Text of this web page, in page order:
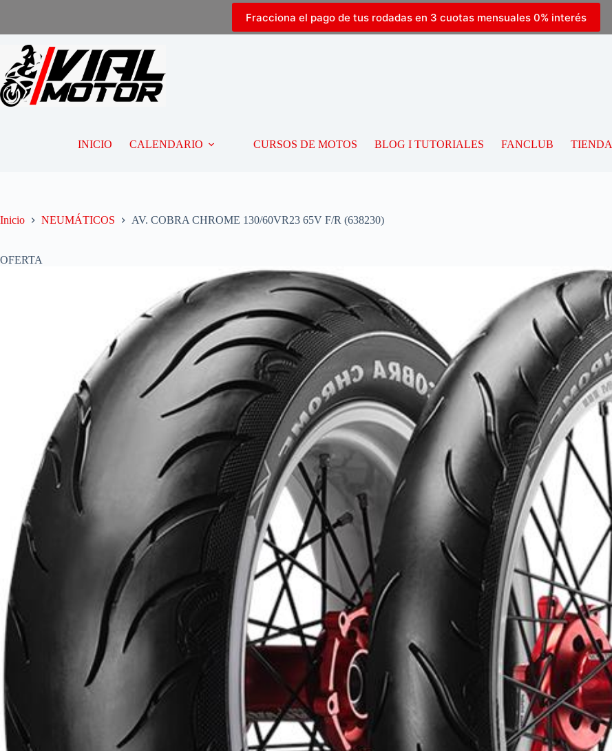
Fracciona el pago de tus rodadas en 3 cuotas mensuales 0% interés
INICIO CALENDARIO CURSOS DE MOTOS BLOG I TUTORIALES FANCLUB TIENDA
Inicio NEUMÁTICOS AV. COBRA CHROME 130/60VR23 65V F/R (638230)
OFERTA